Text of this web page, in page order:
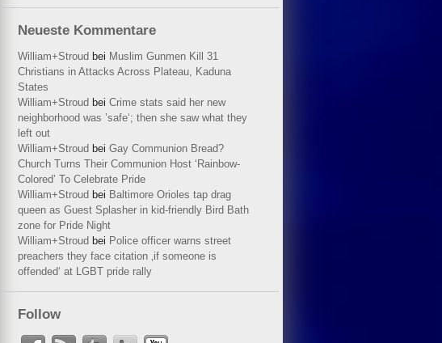
Neueste Kommentare
William+Stroud bei Muslim Gunmen Kill 31
Christians in Attacks Across Plateau, Kaduna
States
William+Stroud bei Crime stats said her new
neighborhood was ’safe‘; then she saw what they
left out
William+Stroud bei Gay Communion Bread?
Church Turns Their Communion Host ‘Rainbow-
Colored’ To Celebrate Pride
William+Stroud bei Baltimore Orioles tap drag
queen as Guest Splasher in kid-friendly Bird Bath
zone for Pride Night
William+Stroud bei Police officer warns street
preachers they face citation ‚if someone is
offended‘ at LGBT pride rally
Follow